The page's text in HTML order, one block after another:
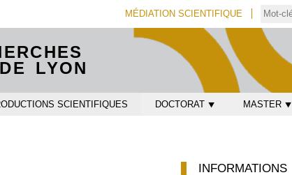
MÉDIATION SCIENTIFIQUE
LYON
SCIENTIFIQUES DOCTORAT ⯆ MASTER ⯆
INFORMATIONS